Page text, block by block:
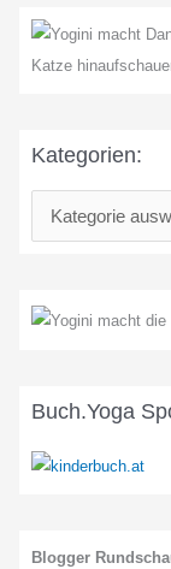
Kategorien:
g
i
e
Buch.Yoga
Blogger